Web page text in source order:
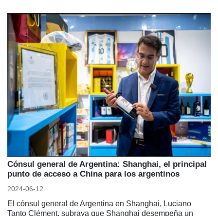
Cónsul general de Argentina: Shanghai, el principal
punto de acceso a China para los argentinos
2024-06-12
El cónsul general de Argentina en Shanghai, Luciano
Tanto Clément, subraya que Shanghai desempeña un